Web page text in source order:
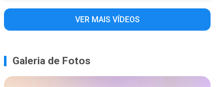
VER MAIS VÍDEOS
Galeria de Fotos